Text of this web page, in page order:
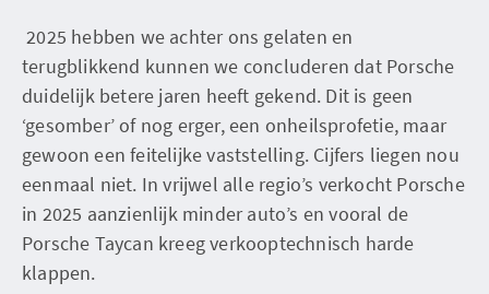
2025 hebben we achter ons gelaten en
terugblikkend kunnen we concluderen dat Porsche
duidelijk betere jaren heeft gekend. Dit is geen
‘gesomber’ of nog erger, een onheilsprofetie, maar
gewoon een feitelijke vaststelling. Cijfers liegen nou
eenmaal niet. In vrijwel alle regio’s verkocht Porsche
in 2025 aanzienlijk minder auto’s en vooral de
Porsche Taycan kreeg verkooptechnisch harde
klappen.